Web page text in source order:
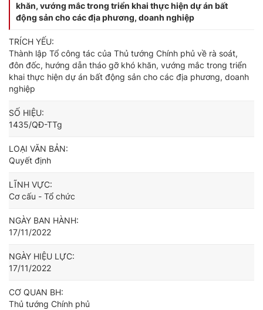
khăn, vướng mắc trong triển khai thực hiện dự án bất
động sản cho các địa phương, doanh nghiệp
TRÍCH YẾU:
Thành lập Tổ công tác của Thủ tướng Chính phủ về rà soát,
đôn đốc, hướng dẫn tháo gỡ khó khăn, vướng mắc trong triển
khai thực hiện dự án bất động sản cho các địa phương, doanh
nghiệp
SỐ HIỆU:
1435/QĐ-TTg
LOẠI VĂN BẢN:
Quyết định
LĨNH VỰC:
Cơ cấu - Tổ chức
NGÀY BAN HÀNH:
17/11/2022
NGÀY HIỆU LỰC:
17/11/2022
CƠ QUAN BH:
Thủ tướng Chính phủ